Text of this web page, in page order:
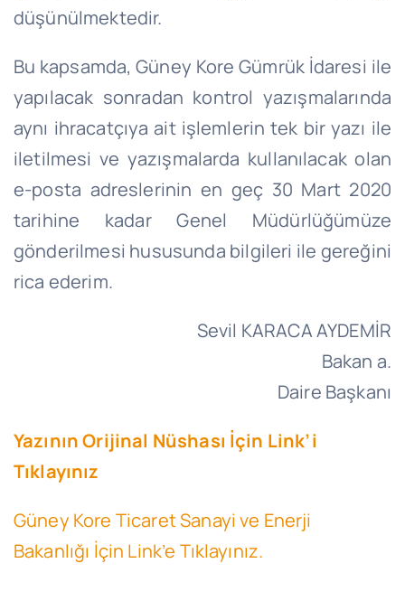
düşünülmektedir.
Bu kapsamda, Güney Kore Gümrük İdaresi ile
yapılacak sonradan kontrol yazışmalarında
aynı ihracatçıya ait işlemlerin tek bir yazı ile
iletilmesi ve yazışmalarda kullanılacak olan
e-posta adreslerinin en geç 30 Mart 2020
tarihine kadar Genel Müdürlüğümüze
gönderilmesi hususunda bilgileri ile gereğini
rica ederim.
Sevil KARACA AYDEMİR
Bakan a.
Daire Başkanı
Yazının Orijinal Nüshası İçin Link’i
Tıklayınız
Güney Kore Ticaret Sanayi ve Enerji
Bakanlığı İçin Link’e Tıklayınız.